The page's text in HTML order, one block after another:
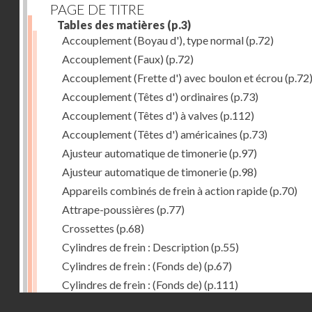
PAGE DE TITRE
Tables des matières (p.3)
Accouplement (Boyau d'), type normal(p.72)
Accouplement (Faux) (p.72)
Accouplement (Frette d') avec boulon et écrou(p.72)
Accouplement (Têtes d') ordinaires (p.73)
Accouplement (Têtes d') à valves (p.112)
Accouplement (Têtes d') américaines (p.73)
Ajusteur automatique de timonerie(p.97)
Ajusteur automatique de timonerie(p.98)
Appareils combinés de frein à action rapide(p.70)
Attrape-poussières (p.77)
Crossettes (p.68)
Cylindres de frein : Description(p.55)
Cylindres de frein : (Fonds de) (p.67)
Cylindres de frein : (Fonds de) (p.111)